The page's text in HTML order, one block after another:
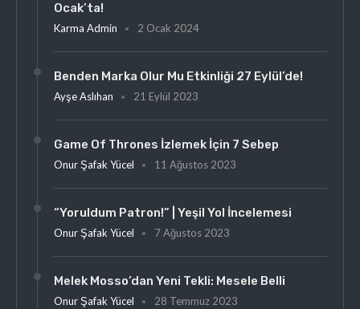
Ocak’ta!
Karma Admin 2 Ocak 2024
Benden Marka Olur Mu Etkinliği 27 Eylül’de!
Ayşe Aslıhan 21 Eylül 2023
Game Of Thrones İzlemek İçin 7 Sebep
Onur Şafak Yücel 11 Ağustos 2023
“Yoruldum Patron!” | Yeşil Yol İncelemesi
Onur Şafak Yücel 7 Ağustos 2023
Melek Mosso’dan Yeni Tekli: Mesele Belli
Onur Şafak Yücel 28 Temmuz 2023